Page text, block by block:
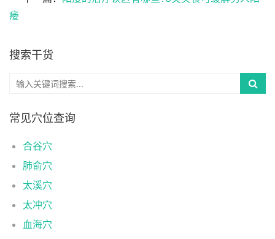
痿
搜索干货
常见穴位查询
合谷穴
肺俞穴
太溪穴
太冲穴
血海穴